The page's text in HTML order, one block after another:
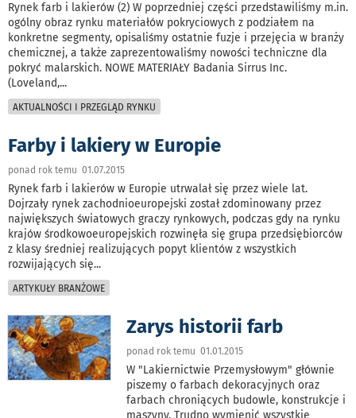
Rynek farb i lakierów (2) W poprzedniej części przedstawiliśmy m.in.
ogólny obraz rynku materiałów pokryciowych z podziałem na
konkretne segmenty, opisaliśmy ostatnie fuzje i przejęcia w branży
chemicznej, a także zaprezentowaliśmy nowości techniczne dla
pokryć malarskich. NOWE MATERIAŁY Badania Sirrus Inc.
(Loveland,...
AKTUALNOŚCI I PRZEGLĄD RYNKU
Farby i lakiery w Europie
ponad rok temu 01.07.2015
Rynek farb i lakierów w Europie utrwalał się przez wiele lat.
Dojrzały rynek zachodnioeuropejski został zdominowany przez
największych światowych graczy rynkowych, podczas gdy na rynku
krajów środkowoeuropejskich rozwinęła się grupa przedsiębiorców
z klasy średniej realizujących popyt klientów z wszystkich
rozwijających się...
ARTYKUŁY BRANŻOWE
Zarys historii farb
ponad rok temu 01.01.2015
W "Lakiernictwie Przemysłowym" głównie
piszemy o farbach dekoracyjnych oraz
farbach chroniących budowle, konstrukcje i